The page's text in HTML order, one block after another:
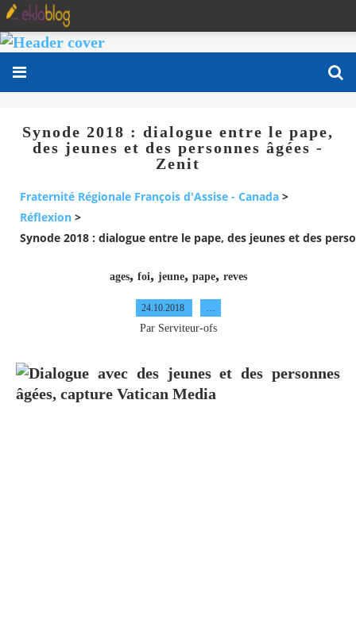
Synode 2018 : dialogue entre le pape,
des jeunes et des personnes âgées -
Zenit
Fraternité Régionale François d'Assise - Canada >
Réflexion >
Synode 2018 : dialogue entre le pape, des jeunes et des
ages, foi, jeune, pape, reves
24.10.2018
Par Serviteur-ofs